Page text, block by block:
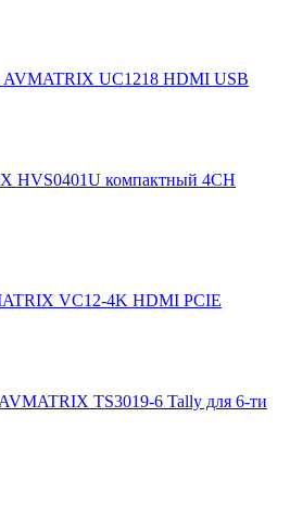
AVMATRIX UC1218 HDMI USB
HVS0401U компактный 4CH
VC12-4K HDMI PCIE
TS3019-6 Tally для 6-ти